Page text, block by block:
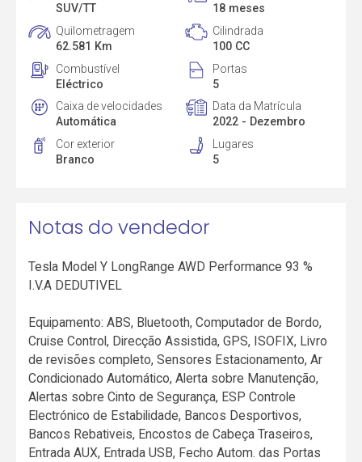
SUV/TT
18 meses
Quilometragem
62.581 Km
Cilindrada
100 CC
Combustível
Eléctrico
Portas
5
Caixa de velocidades
Automática
Data da Matrícula
2022 - Dezembro
Cor exterior
Branco
Lugares
5
Notas do vendedor
Tesla Model Y LongRange AWD Performance 93 %
I.V.A DEDUTIVEL
Equipamento: ABS, Bluetooth, Computador de Bordo,
Cruise Control, Direcção Assistida, GPS, ISOFIX, Livro
de revisões completo, Sensores Estacionamento, Ar
Condicionado Automático, Alerta sobre Manutenção,
Alertas sobre Cinto de Segurança, ESP Controle
Electrónico de Estabilidade, Bancos Desportivos,
Bancos Rebativeis, Encostos de Cabeça Traseiros,
Entrada AUX, Entrada USB, Fecho Autom. das Portas